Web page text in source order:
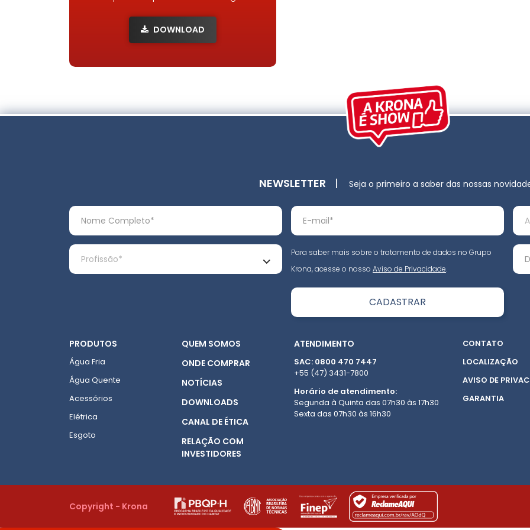
DOWNLOAD
NEWSLETTER | Seja o primeiro a saber das nossas
Para saber mais sobre o tratamento de dados no Grupo
Krona, acesse o nosso Aviso de Privacidade.
PRODUTOS
Água Fria
Água Quente
Acessórios
Elétrica
Esgoto
QUEM SOMOS
ONDE COMPRAR
NOTÍCIAS
DOWNLOADS
CANAL DE ÉTICA
RELAÇÃO COM
INVESTIDORES
ATENDIMENTO
SAC: 0800 470 7447
+55 (47) 3431-7800
Horário de atendimento:
Segunda à Quinta das 07h30 às 17h30
Sexta das 07h30 às 16h30
CONTATO
LOCALIZAÇÃO
AVISO DE
GARANTIA
Copyright - Krona